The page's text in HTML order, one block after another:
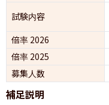
試験内容
倍率 2026
倍率 2025
募集人数
補足説明